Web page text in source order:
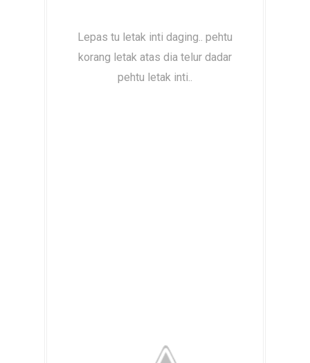
Lepas tu letak inti daging.. pehtu
korang letak atas dia telur dadar
pehtu letak inti..